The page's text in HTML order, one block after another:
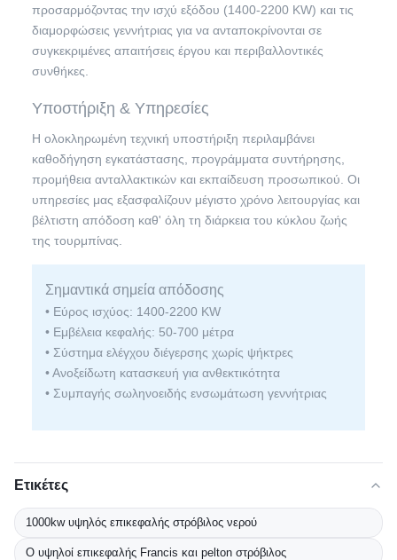
προσαρμόζοντας την ισχύ εξόδου (1400-2200 KW) και τις
διαμορφώσεις γεννήτριας για να ανταποκρίνονται σε
συγκεκριμένες απαιτήσεις έργου και περιβαλλοντικές
συνθήκες.
Υποστήριξη & Υπηρεσίες
Η ολοκληρωμένη τεχνική υποστήριξη περιλαμβάνει
καθοδήγηση εγκατάστασης, προγράμματα συντήρησης,
προμήθεια ανταλλακτικών και εκπαίδευση προσωπικού. Οι
υπηρεσίες μας εξασφαλίζουν μέγιστο χρόνο λειτουργίας και
βέλτιστη απόδοση καθ' όλη τη διάρκεια του κύκλου ζωής
της τουρμπίνας.
Σημαντικά σημεία απόδοσης
• Εύρος ισχύος: 1400-2200 KW
• Εμβέλεια κεφαλής: 50-700 μέτρα
• Σύστημα ελέγχου διέγερσης χωρίς ψήκτρες
• Ανοξείδωτη κατασκευή για ανθεκτικότητα
• Συμπαγής σωληνοειδής ενσωμάτωση γεννήτριας
Ετικέτες
1000kw υψηλός επικεφαλής στρόβιλος νερού
Ο υψηλοί επικεφαλής Francis και pelton στρόβιλος